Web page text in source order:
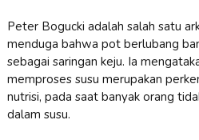
Peter Bogucki adalah salah satu
menduga bahwa pot berlubang
sebagai saringan keju. Ia
memproses susu merupakan
nutrisi, pada saat banyak orang
dalam susu.